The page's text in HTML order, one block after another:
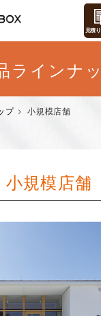
見積
ラインナ
プ 小規模店舗
小規模店舗